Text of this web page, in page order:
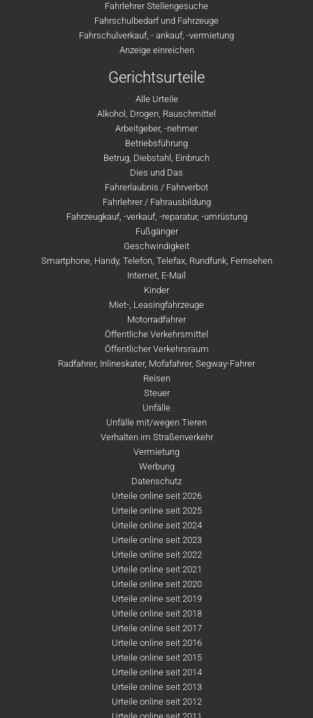
Fahrlehrer Stellengesuche
Fahrschulbedarf und Fahrzeuge
Fahrschulverkauf, - ankauf, -vermietung
Anzeige einreichen
Gerichtsurteile
Alle Urteile
Alkohol, Drogen, Rauschmittel
Arbeitgeber, -nehmer
Betriebsführung
Betrug, Diebstahl, Einbruch
Dies und Das
Fahrerlaubnis / Fahrverbot
Fahrlehrer / Fahrausbildung
Fahrzeugkauf, -verkauf, -reparatur, -umrüstung
Fußgänger
Geschwindigkeit
Smartphone, Handy, Telefon, Telefax, Rundfunk, Fernsehen
Internet, E-Mail
Kinder
Miet-, Leasingfahrzeuge
Motorradfahrer
Öffentliche Verkehrsmittel
Öffentlicher Verkehrsraum
Radfahrer, Inlineskater, Mofafahrer, Segway-Fahrer
Reisen
Steuer
Unfälle
Unfälle mit/wegen Tieren
Verhalten im Straßenverkehr
Vermietung
Werbung
Datenschutz
Urteile online seit 2026
Urteile online seit 2025
Urteile online seit 2024
Urteile online seit 2023
Urteile online seit 2022
Urteile online seit 2021
Urteile online seit 2020
Urteile online seit 2019
Urteile online seit 2018
Urteile online seit 2017
Urteile online seit 2016
Urteile online seit 2015
Urteile online seit 2014
Urteile online seit 2013
Urteile online seit 2012